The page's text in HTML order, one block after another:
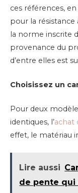
ces références, en
pour la résistance
la norme inscrite
provenance du
d’entre elles est
Choisissez un
Pour deux
identiques, l’achat
effet, le matériau
Lire aussi
de pente